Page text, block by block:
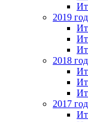
2019 год
2018 год
2017 год